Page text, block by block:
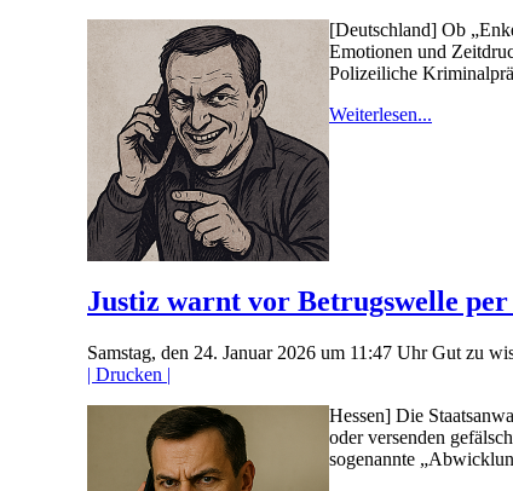
[Deutschland] Ob
Emotionen und
Polizeiliche
Weiterlesen...
Justiz warnt vor Betrugswelle per
Samstag, den 24. Januar 2026 um 11:47 UhrGut zu
| Drucken |
Hessen] Die
oder versenden
sogenannte